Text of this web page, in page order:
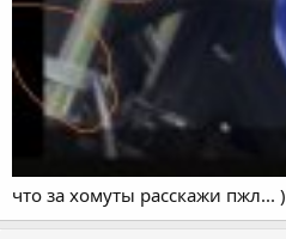
что за хомуты расскажи пжл... )